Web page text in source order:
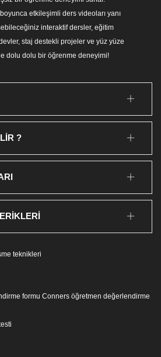
etkileşimli ders videoları yanı
interaktif dersler, eğitim
staj destekli projeler ve yüz yüze
dolu dolu bir öğrenme deneyimi!
?
teknikleri
formu Conners öğretmen değerlendirme